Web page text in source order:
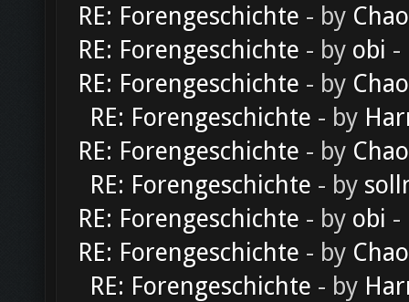
RE: Forengeschichte - by
RE: Forengeschichte - by obi -
RE: Forengeschichte - by
RE: Forengeschichte - by
RE: Forengeschichte - by
RE: Forengeschichte - by
RE: Forengeschichte - by obi -
RE: Forengeschichte - by
RE: Forengeschichte - by